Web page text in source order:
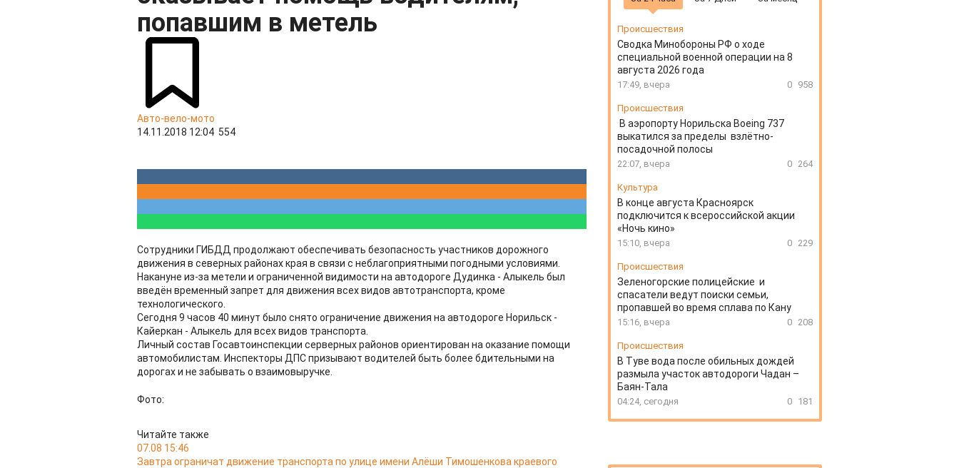
попавшим в метель
Авто-вело-мото
14.11.2018 12:04 554
Сотрудники ГИБДД продолжают обеспечивать безопасность участников дорожного
движения в северных районах края в связи с неблагоприятными погодными условиями.
Накануне из-за метели и ограниченной видимости на автодороге Дудинка - Алыкель был
введён временный запрет для движения всех видов автотранспорта, кроме
технологического.
Сегодня 9 часов 40 минут было снято ограничение движения на автодороге Норильск -
Кайеркан - Алыкель для всех видов транспорта.
Личный состав Госавтоинспекции серверных районов ориентирован на оказание помощи
автомобилистам. Инспекторы ДПС призывают водителей быть более бдительными на
дорогах и не забывать о взаимовыручке.
Фото:
Читайте также
07.08 15:46
Завтра ограничат движение транспорта по улице имени Алёши Тимошенкова краевого
Происшествия
Сводка Минобороны РФ о ходе
специальной военной операции на 8
августа 2026 года
17:49, вчера 0 958
Происшествия
В аэропорту Норильска Boeing 737
выкатился за пределы взлётно-
посадочной полосы
22:07, вчера 0 264
Культура
В конце августа Красноярск
подключится к всероссийской акции
«Ночь кино»
15:10, вчера 0 229
Происшествия
Зеленогорские полицейские и
спасатели ведут поиски семьи,
пропавшей во время сплава по Кану
15:16, вчера 0 208
Происшествия
В Туве вода после обильных дождей
размыла участок автодороги Чадан –
Баян-Тала
04:24, сегодня 0 181